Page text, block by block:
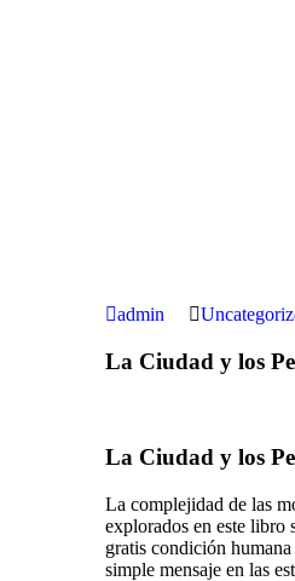
admin
La Ciudad y los
La Ciudad y los
La complejidad de las
explorados en este libro
gratis condición
simple mensaje en las